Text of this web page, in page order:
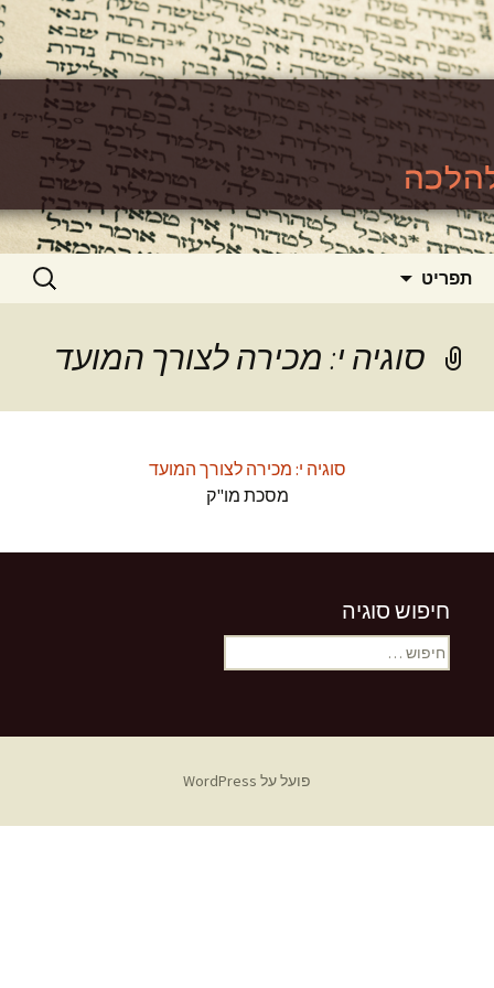
https://www.toralishma.org
האתר ללימוד סוגיות גמרא להלכה
תפריט חיפוש:
סוגיה י: מכירה לצורך המועד
סוגיה י: מכירה לצורך המועד
מסכת מו"ק
חיפוש סוגיה
חיפוש:
פועל על WordPress